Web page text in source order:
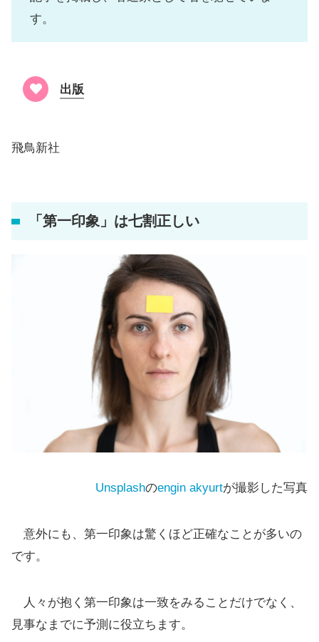
す。
出版
飛鳥新社
「第一印象」は七割正しい
Unsplashのengin akyurtが撮影した写真
意外にも、第一印象は驚くほど正確なことが多いの
です。
人々が抱く第一印象は一致をみることだけでなく、
見事なまでに予測に役立ちます。